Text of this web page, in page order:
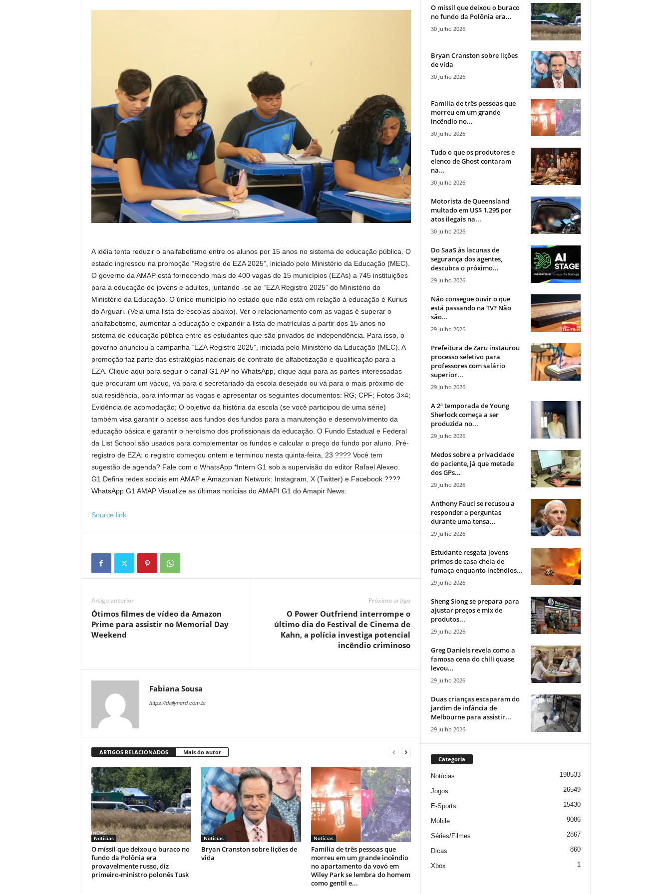
A idéia tenta reduzir o analfabetismo entre os alunos por 15 anos no sistema de educação pública. O
estado ingressou na promoção “Registro de EZA 2025”, iniciado pelo Ministério da Educação (MEC).
O governo da AMAP está fornecendo mais de 400 vagas de 15 municípios (EZAs) a 745 instituições
para a educação de jovens e adultos, juntando -se ao “EZA Registro 2025” do Ministério do
Ministério da Educação. O único município no estado que não está em relação à educação é Kurius
do Arguari. (Veja uma lista de escolas abaixo). Ver o relacionamento com as vagas é superar o
analfabetismo, aumentar a educação e expandir a lista de matrículas a partir dos 15 anos no
sistema de educação pública entre os estudantes que são privados de independência. Para isso, o
governo anunciou a campanha “EZA Registro 2025”, iniciada pelo Ministério da Educação (MEC). A
promoção faz parte das estratégias nacionais de contrato de alfabetização e qualificação para a
EZA. Clique aqui para seguir o canal G1 AP no WhatsApp, clique aqui para as partes interessadas
que procuram um vácuo, vá para o secretariado da escola desejado ou vá para o mais próximo de
sua residência, para informar as vagas e apresentar os seguintes documentos: RG; CPF; Fotos 3×4;
Evidência de acomodação; O objetivo da história da escola (se você participou de uma série)
também visa garantir o acesso aos fundos dos fundos para a manutenção e desenvolvimento da
educação básica e garantir o heroísmo dos profissionais da educação. O Fundo Estadual e Federal
da List School são usados ​​para complementar os fundos e calcular o preço do fundo por aluno. Pré-
registro de EZA: o registro começou ontem e terminou nesta quinta-feira, 23 ???? Você tem
sugestão de agenda? Fale com o WhatsApp *Intern G1 sob a supervisão do editor Rafael Alexeo.
G1 Defina redes sociais em AMAP e Amazonian Network: Instagram, X (Twitter) e Facebook ????
WhatsApp G1 AMAP Visualize as últimas notícias do AMAPI G1 do Amapir News:
Source link
Artigo anterior
Ótimos filmes de vídeo da Amazon
Prime para assistir no Memorial Day
Weekend
Próximo artigo
O Power Outfriend interrompe o
último dia do Festival de Cinema de
Kahn, a polícia investiga potencial
incêndio criminoso
Fabiana Sousa
https://dailynerd.com.br
ARTIGOS RELACIONADOS Mais do autor
Notícias
O míssil que deixou o buraco no
fundo da Polônia era
provavelmente russo, diz
primeiro-ministro polonês Tusk
Notícias
Bryan Cranston sobre lições de
vida
Notícias
Família de três pessoas que
morreu em um grande incêndio
no apartamento da vovó em
Wiley Park se lembra do homem
como gentil e...
O míssil que deixou o buraco
no fundo da Polônia era...
30 Julho 2026
Bryan Cranston sobre lições
de vida
30 Julho 2026
Família de três pessoas que
morreu em um grande
incêndio no...
30 Julho 2026
Tudo o que os produtores e
elenco de Ghost contaram
na...
30 Julho 2026
Motorista de Queensland
multado em US$ 1.295 por
atos ilegais na...
30 Julho 2026
Do SaaS às lacunas de
segurança dos agentes,
descubra o próximo...
29 Julho 2026
Não consegue ouvir o que
está passando na TV? Não
são...
29 Julho 2026
Prefeitura de Zaru instaurou
processo seletivo para
professores com salário
superior...
29 Julho 2026
A 2ª temporada de Young
Sherlock começa a ser
produzida no...
29 Julho 2026
Medos sobre a privacidade
do paciente, já que metade
dos GPs...
29 Julho 2026
Anthony Fauci se recusou a
responder a perguntas
durante uma tensa...
29 Julho 2026
Estudante resgata jovens
primos de casa cheia de
fumaça enquanto incêndios...
29 Julho 2026
Sheng Siong se prepara para
ajustar preços e mix de
produtos...
29 Julho 2026
Greg Daniels revela como a
famosa cena do chili quase
levou...
29 Julho 2026
Duas crianças escaparam do
jardim de infância de
Melbourne para assistir...
29 Julho 2026
Categoria
Notícias 198533
Jogos 26549
E-Sports 15430
Mobile 9086
Séries/Filmes 2867
Dicas 860
Xbox 1